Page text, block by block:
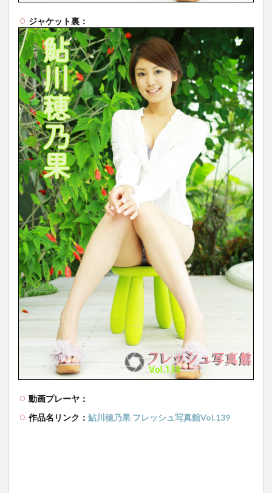
ジャケット裏：
動画プレーヤ：
作品名リンク： 鮎川穂乃果 フレッシュ写真館Vol.139